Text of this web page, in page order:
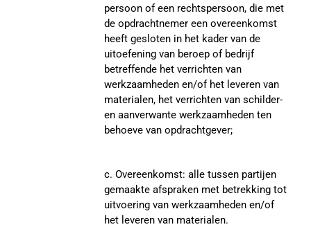
persoon of een rechtspersoon, die met
de opdrachtnemer een overeenkomst
heeft gesloten in het kader van de
uitoefening van beroep of bedrijf
betreffende het verrichten van
werkzaamheden en/of het leveren van
materialen, het verrichten van schilder-
en aanverwante werkzaamheden ten
behoeve van opdrachtgever;
c. Overeenkomst: alle tussen partijen
gemaakte afspraken met betrekking tot
uitvoering van werkzaamheden en/of
het leveren van materialen.